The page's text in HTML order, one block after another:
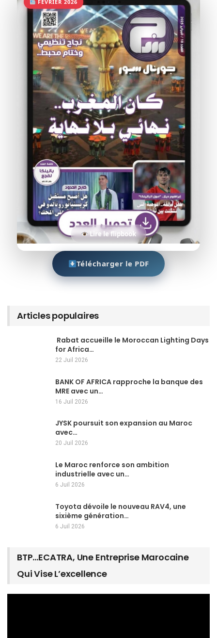
FÉVRIER 2026
Lire le flipbook
Télécharger le PDF
Articles populaires
Rabat accueille le Moroccan Lighting Days
for Africa…
22 Juil 2026
BANK OF AFRICA rapproche la banque des
MRE avec un…
16 Juil 2026
JYSK poursuit son expansion au Maroc
avec…
20 Juil 2026
Le Maroc renforce son ambition
industrielle avec un…
6 Juil 2026
Toyota dévoile le nouveau RAV4, une
sixième génération…
6 Juil 2026
BTP…ECATRA, Une Entreprise Marocaine
Qui Vise L’excellence